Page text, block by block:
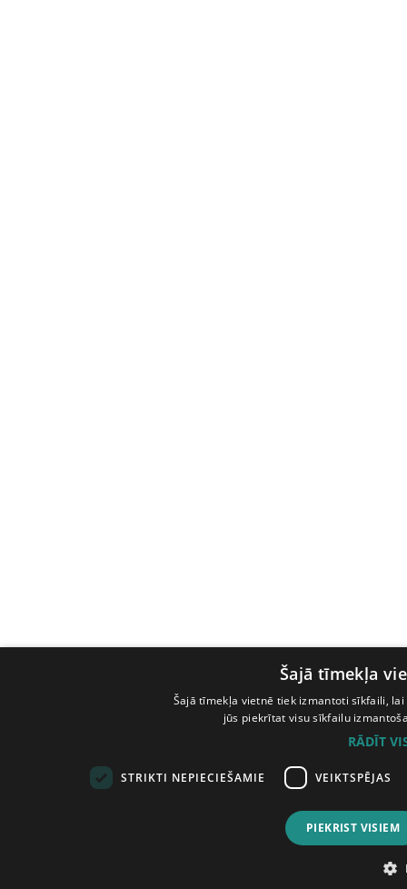
Šajā tīmekļa
Šajā tīmekļa vietnē tiek izmantoti sīkfaili,
jūs piekrītat visu sīkfailu
RĀDĪT
STRIKTI NEPIECIEŠAMIE VEIKTSPĒJAS
PIEKRIST VISIEM